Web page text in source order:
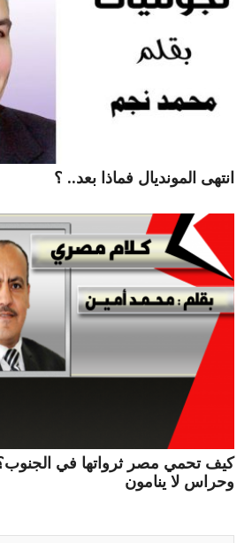
انتهى المونديال فماذا بعد.. ؟
كيف تحمي مصر ثرواتها في الجنوب؟
وحراس لا ينامون